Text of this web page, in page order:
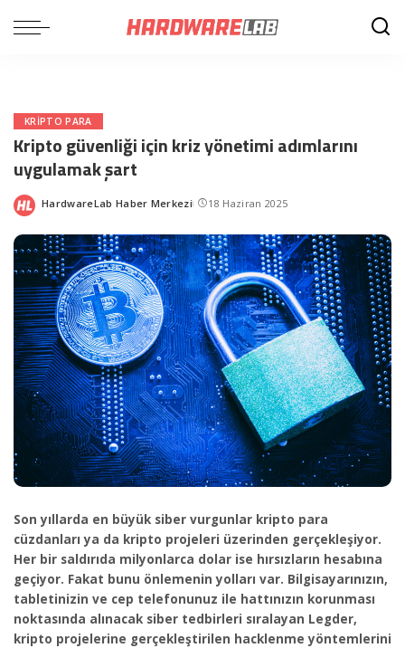
KRIPTO PARA
Kripto güvenliği için kriz yönetimi adımlarını
uygulamak şart
Posted
HardwareLab Haber Merkezi 18 Haziran 2025
Son yıllarda en büyük siber vurgunlar kripto para
cüzdanları ya da kripto projeleri üzerinden gerçekleşiyor.
Her bir saldırıda milyonlarca dolar ise hırsızların hesabına
geçiyor. Fakat bunu önlemenin yolları var. Bilgisayarınızın,
tabletinizin ve cep telefonunuz ile hattınızın korunması
noktasında alınacak siber tedbirleri sıralayan Legder,
kripto projelerine gerçekleştirilen hacklenme yöntemlerini